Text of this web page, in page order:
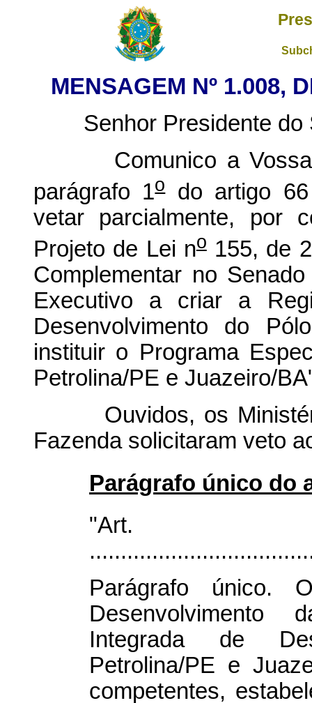
MENSAGEM Nº 1.008,
Senhor Presidente do
Comunico a Vossa
parágrafo 1odo artigo 66
vetar parcialmente, por
Projeto de Lei no155, de
Complementar no
Executivo a criar a
Desenvolvimento do
instituir o Programa
Petrolina/PE e Juazeiro/
Ouvidos, os
Fazenda solicitaram veto
Parágrafo único do
Parágrafo único.
Desenvolvimento
Integrada de
Petrolina/PE e
competentes,